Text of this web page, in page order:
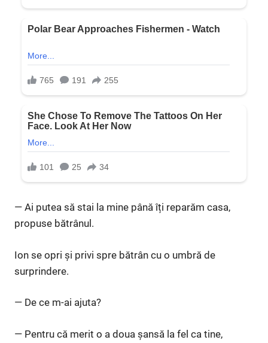
— Ai putea să stai la mine până îți reparăm casa,
propuse bătrânul.
Ion se opri și privi spre bătrân cu o umbră de
surprindere.
— De ce m-ai ajuta?
— Pentru că merit o a doua șansă la fel ca tine,